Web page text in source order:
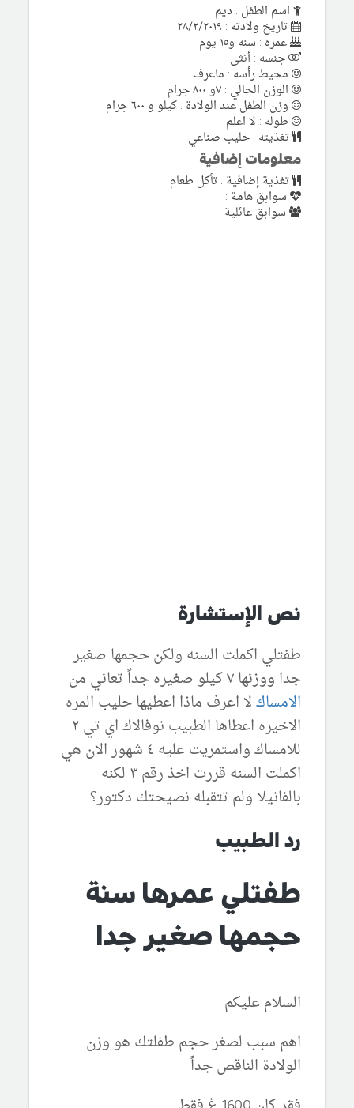
اسم الطفل : ديم
تاريخ ولادته : ٢٨/٢/٢٠١٩
عمره : سنه و١٥ يوم
جنسه : أنثى
محيط رأسه : ماعرف
الوزن الحالي : ٧و ٨٠٠ جرام
وزن الطفل عند الولادة : كيلو و ٦٠٠ جرام
طوله : لا اعلم
تغذيته : حليب صناعي
معلومات إضافية
تغذية إضافية : تأكل طعام
سوابق هامة :
سوابق عائلية :
نص الإستشارة
طفتلي اكملت السنه ولكن حجمها صغير
جدا ووزنها ٧ كيلو صغيره جداً تعاني من
الامساكلا اعرف ماذا اعطيها حليب المره
الاخيره اعطاها الطبيب نوفالاك اي تي ٢
للامساك واستمريت عليه ٤ شهور الان هي
اكملت السنه قررت اخذ رقم ٣ لكنه
بالفانيلا ولم تتقبله نصيحتك دكتور؟
رد الطبيب
طفتلي عمرها سنة
حجمها صغير جدا
السلام عليكم
اهم سبب لصغر حجم طفلتك هو وزن
الولادة الناقص جداً